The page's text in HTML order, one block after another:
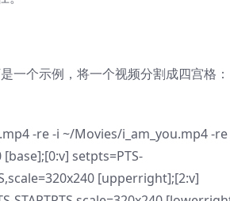
个示例，将一个视频分割成四宫格：
-re -i ~/Movies/i_am_you.mp4 -re
setpts=PTS-
[upperright];[2:v]